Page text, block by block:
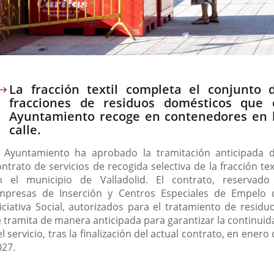
La fracción textil completa el conjunto
fracciones de residuos domésticos que
Ayuntamiento recoge en contenedores en
calle.
Ayuntamiento ha aprobado la tramitación anticipada
de servicios de recogida selectiva de la fracción
el municipio de Valladolid. El contrato,
de Inserción y Centros Especiales de Empelo
Social, autorizados para el tratamiento de
tramita de manera anticipada para garantizar la
servicio, tras la finalización del actual contrato, en enero